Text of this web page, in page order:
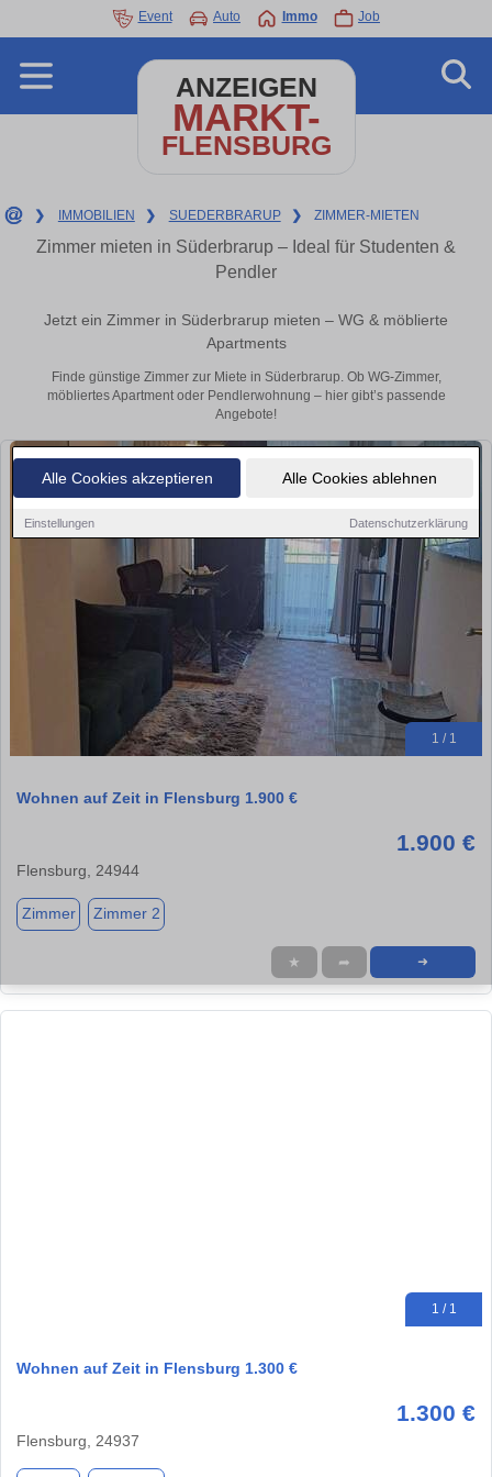
Alle Cookies akzeptieren Alle Cookies ablehnen
Einstellungen Datenschutzerklärung
Event Auto Immo Job
ANZEIGEN
MARKT-
FLENSBURG
❯ IMMOBILIEN ❯ SUEDERBRARUP ❯ ZIMMER-MIETEN
Zimmer mieten in Süderbrarup – Ideal für Studenten &
Pendler
Jetzt ein Zimmer in Süderbrarup mieten – WG & möblierte
Apartments
Finde günstige Zimmer zur Miete in Süderbrarup. Ob WG-Zimmer,
möbliertes Apartment oder Pendlerwohnung – hier gibt’s passende
Angebote!
1 / 1
Wohnen auf Zeit in Flensburg 1.900 €
1.900 €
Flensburg, 24944
Zimmer Zimmer 2
★ ➦ ➜
1 / 1
Wohnen auf Zeit in Flensburg 1.300 €
1.300 €
Flensburg, 24937